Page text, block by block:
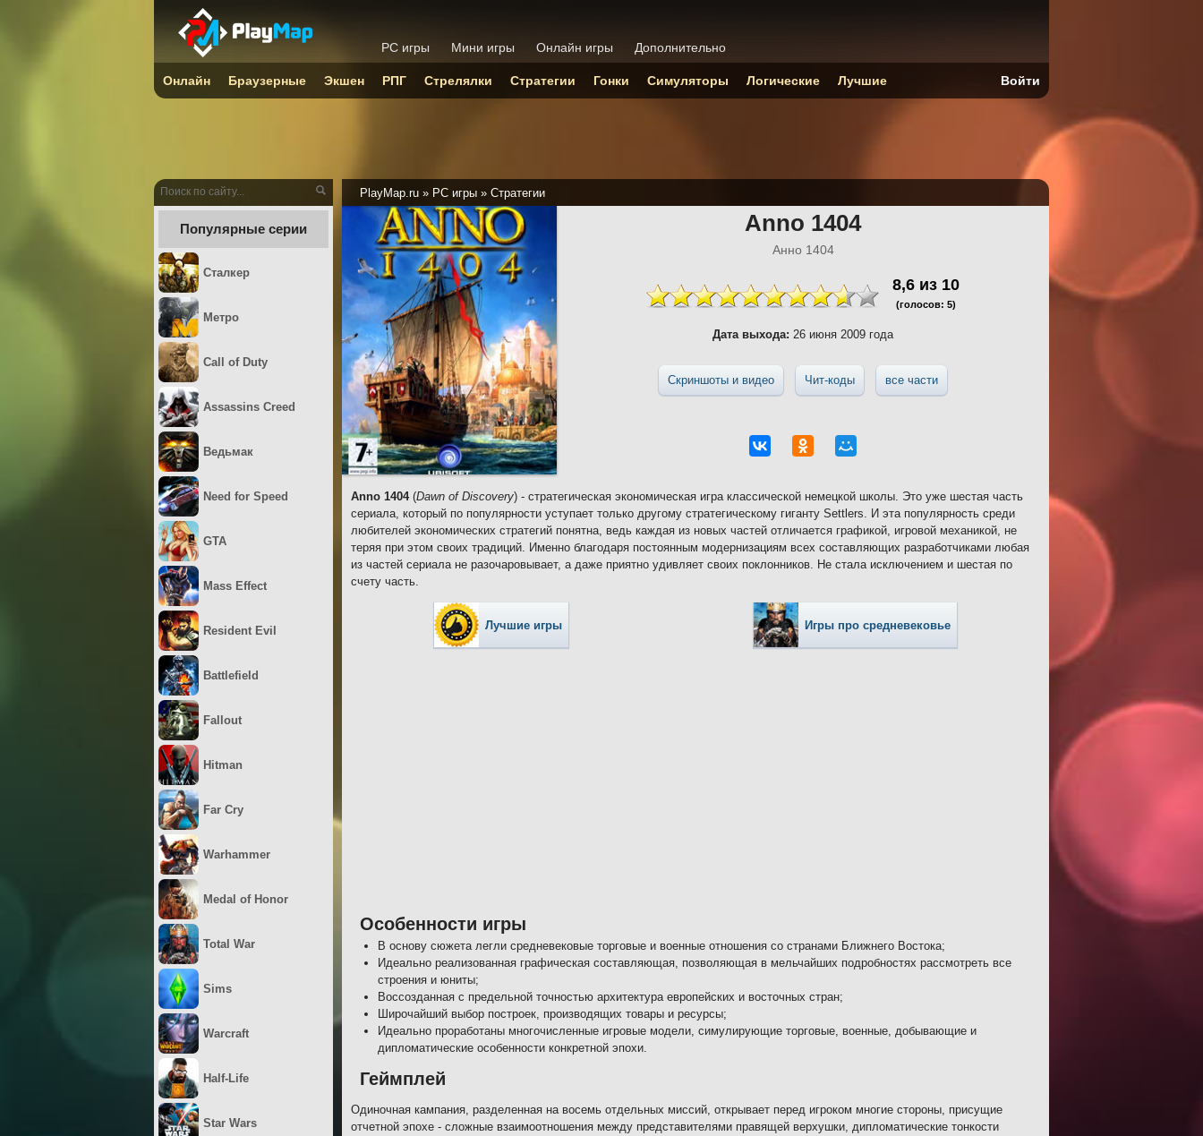
PlayMap.ru » PC игры » Стратегии
Anno 1404
Анно 1404
8,6 из 10
(голосов: 5)
Дата выхода: 26 июня 2009 года
Скриншоты и видео Чит-коды все части
Anno 1404(Dawn of Discovery) - стратегическая экономическая игра классической немецкой школы. Это уже шестая часть
сериала, который по популярности уступает только другому стратегическому гиганту Settlers. И эта популярность среди
любителей экономических стратегий понятна, ведь каждая из новых частей отличается графикой, игровой механикой, не
теряя при этом своих традиций. Именно благодаря постоянным модернизациям всех составляющих разработчиками любая
из частей сериала не разочаровывает, а даже приятно удивляет своих поклонников. Не стала исключением и шестая по
счету часть.
Лучшие игры Игры про средневековье
Особенности игры
В основу сюжета легли средневековые торговые и военные отношения со странами Ближнего Востока;
Идеально реализованная графическая составляющая, позволяющая в мельчайших подробностях рассмотреть все
строения и юниты;
Воссозданная с предельной точностью архитектура европейских и восточных стран;
Широчайший выбор построек, производящих товары и ресурсы;
Идеально проработаны многочисленные игровые модели, симулирующие торговые, военные, добывающие и
дипломатические особенности конкретной эпохи.
Геймплей
Одиночная кампания, разделенная на восемь отдельных миссий, открывает перед игроком многие стороны, присущие
отчетной эпохе - сложные взаимоотношения между представителями правящей верхушки, дипломатические тонкости
Популярные серии
Сталкер
Метро
Call of Duty
Assassins Creed
Ведьмак
Need for Speed
GTA
Mass Effect
Resident Evil
Battlefield
Fallout
Hitman
Far Cry
Warhammer
Medal of Honor
Total War
Sims
Warcraft
Half-Life
Star Wars
PC игры Мини игры Онлайн игры Дополнительно
Онлайн Браузерные Экшен РПГ Стрелялки Стратегии Гонки Симуляторы Логические Лучшие Войти